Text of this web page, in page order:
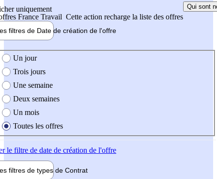
uniquement
France Travail Cette action recharge la liste des offres
Qui sont
filtres de Date de création de l'offre
création de l'offre
Un jour
Trois jours
Une semaine
Deux semaines
Un mois
Toutes les offres
le filtre de date de création de l'offre
filtres de types de Contrat